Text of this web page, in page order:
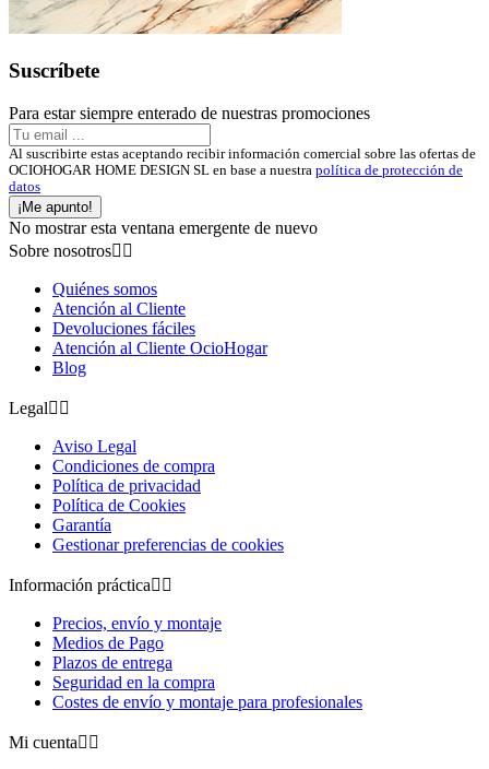
Suscríbete
Para estar siempre enterado de nuestras promociones
Al suscribirte estas aceptando recibir información comercial sobre las ofertas de
OCIOHOGAR HOME DESIGN SL en base a nuestra política de protección de
datos
¡Me apunto!
No mostrar esta ventana emergente de nuevo
Sobre nosotros 
Quiénes somos
Atención al Cliente
Devoluciones fáciles
Atención al Cliente OcioHogar
Blog
Legal 
Aviso Legal
Condiciones de compra
Política de privacidad
Política de Cookies
Garantía
Gestionar preferencias de cookies
Información práctica 
Precios, envío y montaje
Medios de Pago
Plazos de entrega
Seguridad en la compra
Costes de envío y montaje para profesionales
Mi cuenta 